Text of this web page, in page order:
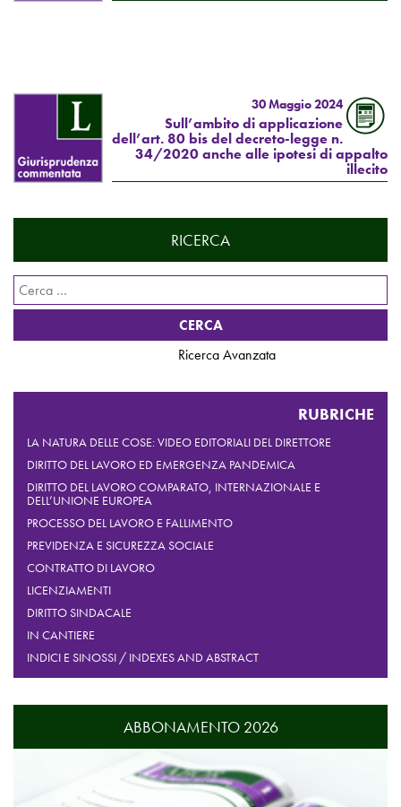
30 Maggio 2024
Sull’ambito di applicazione
dell’art. 80 bis del decreto-legge n.
34/2020 anche alle ipotesi di appalto
illecito
RICERCA
Ricerca
per:
Ricerca Avanzata
RUBRICHE
LA NATURA DELLE COSE: VIDEO EDITORIALI DEL DIRETTORE
DIRITTO DEL LAVORO ED EMERGENZA PANDEMICA
DIRITTO DEL LAVORO COMPARATO, INTERNAZIONALE E
DELL’UNIONE EUROPEA
PROCESSO DEL LAVORO E FALLIMENTO
PREVIDENZA E SICUREZZA SOCIALE
CONTRATTO DI LAVORO
LICENZIAMENTI
DIRITTO SINDACALE
IN CANTIERE
INDICI E SINOSSI / INDEXES AND ABSTRACT
ABBONAMENTO 2026